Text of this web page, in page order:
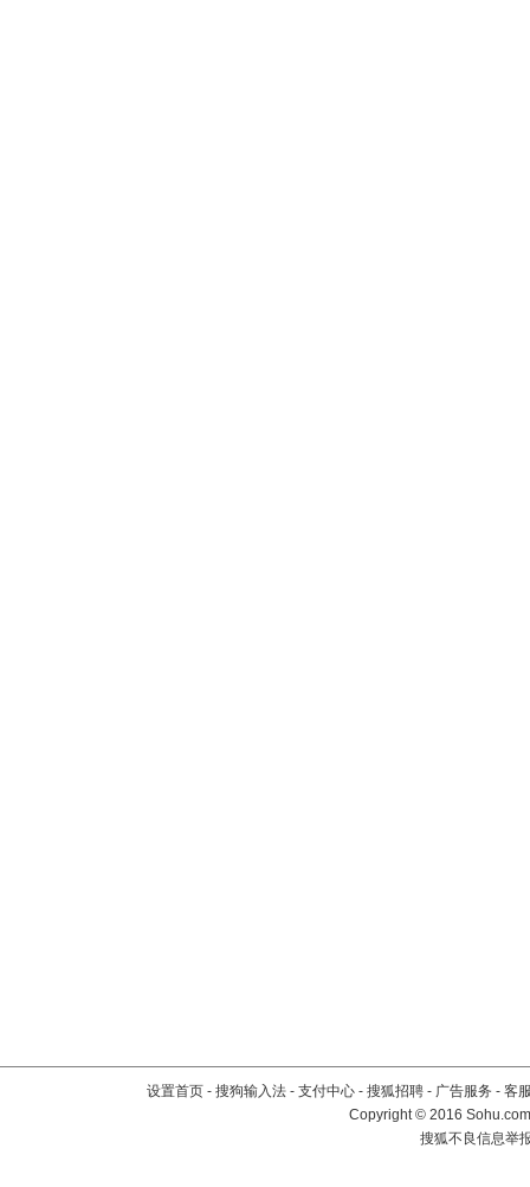
设置首页 - 搜狗输入法 - 支付中心 - 搜狐招聘 - 广告服务 - 客
Copyright©2016
搜狐不良信息举